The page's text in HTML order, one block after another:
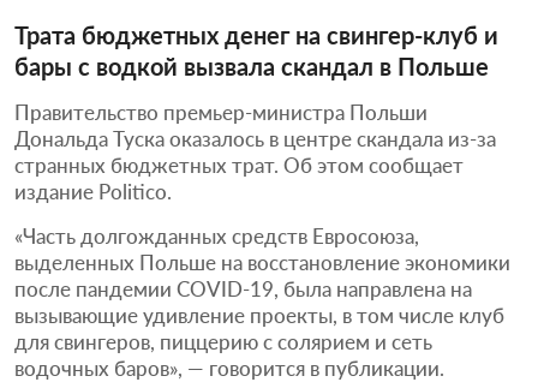
Трата бюджетных денег на свингер-клуб и
бары с водкой вызвала скандал в Польше
Правительство премьер-министра Польши
Дональда Туска оказалось в центре скандала из-за
странных бюджетных трат. Об этом сообщает
издание Politico.
«Часть долгожданных средств Евросоюза,
выделенных Польше на восстановление экономики
после пандемии COVID-19, была направлена на
вызывающие удивление проекты, в том числе клуб
для свингеров, пиццерию с солярием и сеть
водочных баров», — говорится в публикации.